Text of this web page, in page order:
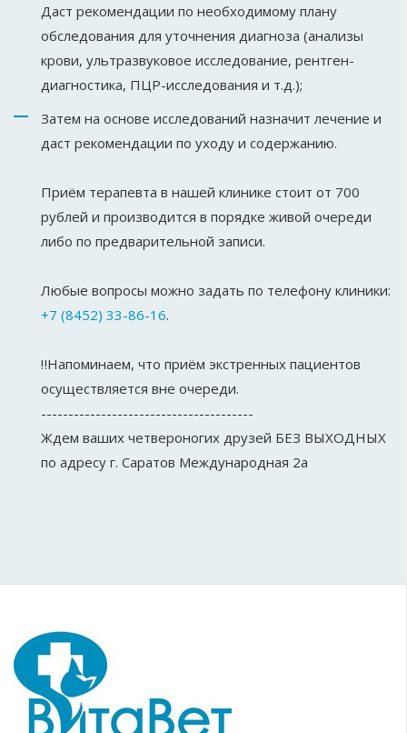
Даст рекомендации по необходимому плану
обследования для уточнения диагноза (анализы
крови, ультразвуковое исследование, рентген-
диагностика, ПЦР-исследования и т.д.);
Затем на основе исследований назначит лечение и
даст рекомендации по уходу и содержанию.
Приём терапевта в нашей клинике стоит от 700
рублей и производится в порядке живой очереди
либо по предварительной записи.
Любые вопросы можно задать по телефону клиники:
+7 (8452) 33-86-16.
‼Напоминаем, что приём экстренных пациентов
осуществляется вне очереди.
---------------------------------------
Ждем ваших четвероногих друзей БЕЗ ВЫХОДНЫХ
по адресу г. Саратов Международная 2а